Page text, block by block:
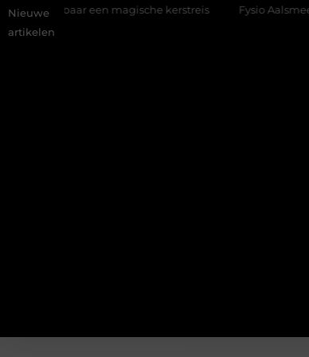
Nieuwe
artikelen
een magische kerstreis Fysio Aalsmeer: